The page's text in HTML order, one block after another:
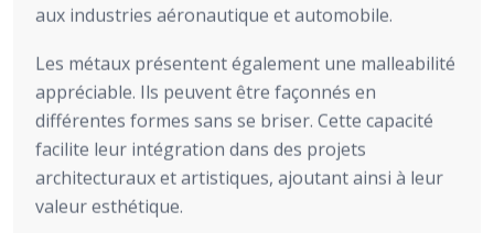
aux industries aéronautique et automobile.
Les métaux présentent également une malleabilité
appréciable. Ils peuvent être façonnés en
différentes formes sans se briser. Cette capacité
facilite leur intégration dans des projets
architecturaux et artistiques, ajoutant ainsi à leur
valeur esthétique.